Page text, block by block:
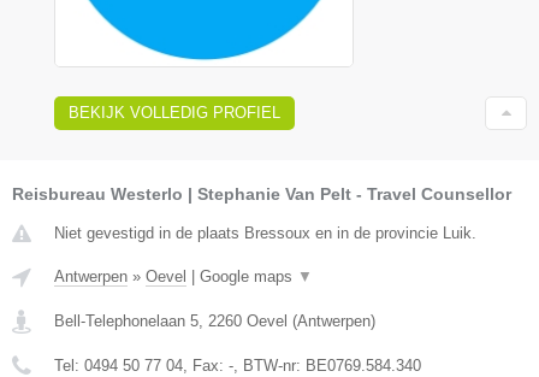
BEKIJK VOLLEDIG PROFIEL
Reisbureau Westerlo | Stephanie Van Pelt - Travel Counsellor
Niet gevestigd in de plaats Bressoux en in de provincie Luik.
Antwerpen » Oevel Google maps ▼
Bell-Telephonelaan 5, 2260 Oevel (Antwerpen)
Tel: 0494 50 77 04, Fax: -, BTW-nr: BE0769.584.340